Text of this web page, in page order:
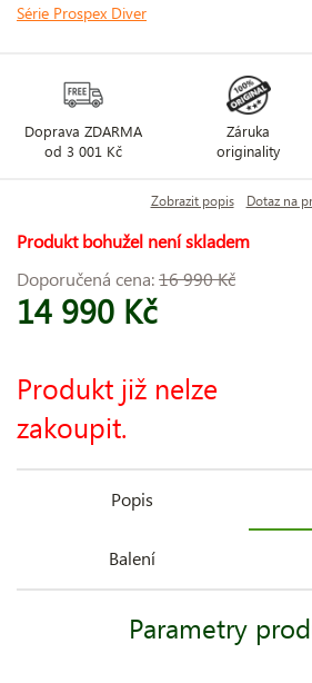
Série Prospex Diver
Doprava ZDARMA
od 3 001 Kč
Záruka
originality
Zobrazit popis Dotaz na
Produkt bohužel není skladem
Doporučená cena:16 990 Kč
14 990 Kč
Produkt již nelze
zakoupit.
Popis
Balení
Parametry